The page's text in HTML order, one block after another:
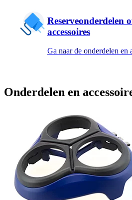
Reserveonderdelen
accessoires
Ga naar de onderdelen en
Onderdelen en